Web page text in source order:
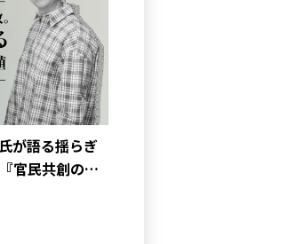
が語る揺らぎ
官民共創の…